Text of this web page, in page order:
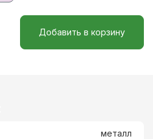
Добавить в корзину
металл